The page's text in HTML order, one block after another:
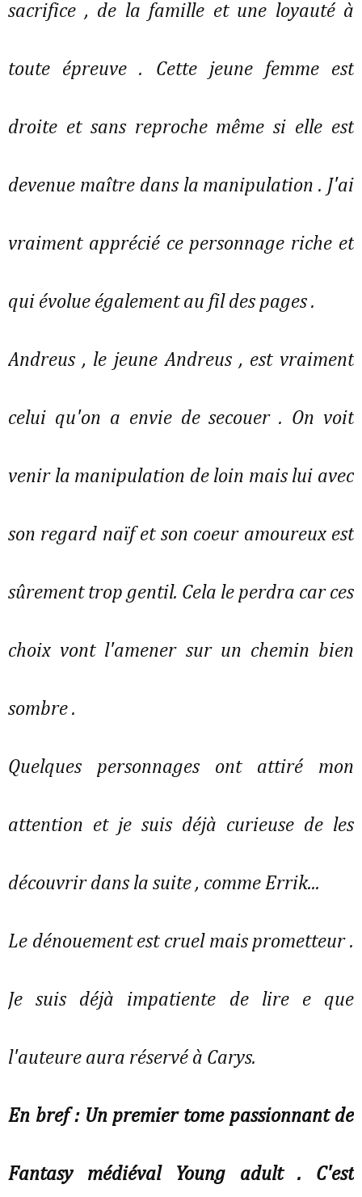
sacrifice , de la famille et une loyauté à
toute épreuve . Cette jeune femme est
droite et sans reproche même si elle est
devenue maître dans la manipulation . J'ai
vraiment apprécié ce personnage riche et
qui évolue également au fil des pages .
Andreus , le jeune Andreus , est vraiment
celui qu'on a envie de secouer . On voit
venir la manipulation de loin mais lui avec
son regard naïf et son coeur amoureux est
sûrement trop gentil. Cela le perdra car ces
choix vont l'amener sur un chemin bien
sombre .
Quelques personnages ont attiré mon
attention et je suis déjà curieuse de les
découvrir dans la suite , comme Errik...
Le dénouement est cruel mais prometteur .
Je suis déjà impatiente de lire e que
l'auteure aura réservé à Carys.
En bref : Un premier tome passionnant de
Fantasy médiéval Young adult . C'est